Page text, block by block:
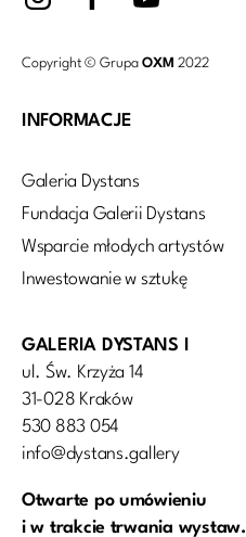
Copyright © Grupa OXM 2022
INFORMACJE
Galeria Dystans
Fundacja Galerii Dystans
Wsparcie młodych artystów
Inwestowanie w sztukę
GALERIA DYSTANS I
ul. Św. Krzyża 14
31-028 Kraków
530 883 054
info@dystans.gallery
Otwarte po umówieniu
i w trakcie trwania wystaw.